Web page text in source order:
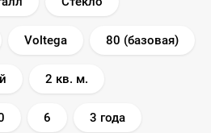
Voltega 80 (базовая)
2 кв. м.
6 3 года